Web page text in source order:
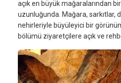
açık en büyük mağaralarından
uzunluğunda. Mağara, sarkıtlar,
nehirleriyle büyüleyici bir
bölümü ziyaretçilere açık ve